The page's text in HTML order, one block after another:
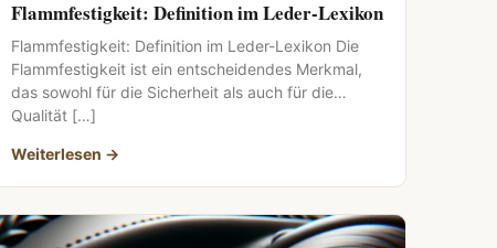
Flammfestigkeit: Definition im Leder-Lexikon
Flammfestigkeit: Definition im Leder-Lexikon Die
Flammfestigkeit ist ein entscheidendes Merkmal,
das sowohl für die Sicherheit als auch für die
Qualität […]
Weiterlesen →